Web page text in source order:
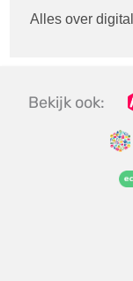
Alles over
Bekijk ook: